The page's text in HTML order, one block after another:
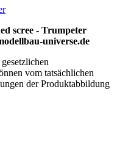
scree - Trumpeter
universe.de
vom tatsächlichen
der Produktabbildung